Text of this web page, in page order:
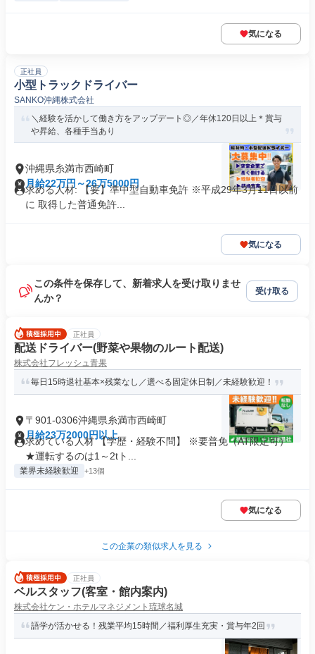
気になる
正社員
小型トラックドライバー
SANKO沖縄株式会社
＼経験を活かして働き方をアップデート◎／年休120日以上＊賞与
や昇給、各種手当あり
沖縄県糸満市西崎町
月給22万円～26万5000円
求める人材: 【要】準中型自動車免許 ※平成29年3月11日以前
に 取得した普通免許...
気になる
この条件を保存して、新着求人を受け取りませ
んか？
受け取る
正社員
配送ドライバー(野菜や果物のルート配送)
株式会社フレッシュ青果
毎日15時退社基本×残業なし／選べる固定休日制／未経験歓迎！
〒901-0306沖縄県糸満市西崎町
月給23万2000円以上
求めている人材 【学歴・経験不問】 ※要普免（AT限定可）
★運転するのは1～2tト...
業界未経験歓迎 +13個
気になる
この企業の類似求人を見る
正社員
ベルスタッフ(客室・館内案内)
株式会社ケン・ホテルマネジメント琉球名城
語学が活かせる！残業平均15時間／福利厚生充実・賞与年2回